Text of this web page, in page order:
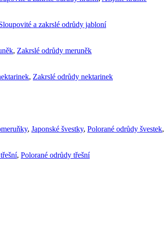
a zakrslé odrůdy jabloní
, Zakrslé odrůdy meruněk
, Zakrslé odrůdy nektarinek
, Japonské švestky, Polorané odrůdy švestek,
, Polorané odrůdy třešní